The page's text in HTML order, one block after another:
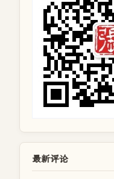
最新评论